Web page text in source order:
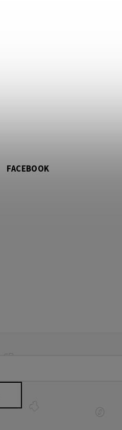
FACEBOOK